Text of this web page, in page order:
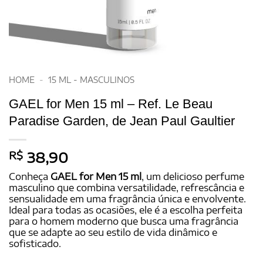
HOME - 15 ML - MASCULINOS
GAEL for Men 15 ml – Ref. Le Beau
Paradise Garden, de Jean Paul Gaultier
R$ 38,90
Conheça GAEL for Men 15 ml, um delicioso perfume
masculino que combina versatilidade, refrescância e
sensualidade em uma fragrância única e envolvente.
Ideal para todas as ocasiões, ele é a escolha perfeita
para o homem moderno que busca uma fragrância
que se adapte ao seu estilo de vida dinâmico e
sofisticado.